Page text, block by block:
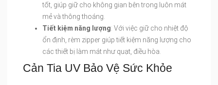
tốt, giúp giữ cho không gian bên trong luôn mát
mẻ và thông thoáng.
Tiết kiệm năng lượng: Với việc giữ cho nhiệt độ
ổn định, rèm zipper giúp tiết kiệm năng lượng cho
các thiết bị làm mát như quạt, điều hòa.
Cản Tia UV Bảo Vệ Sức Khỏe